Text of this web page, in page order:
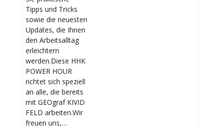
Tipps und Tricks
sowie die neuesten
Updates, die Ihnen
den Arbeitsalltag
erleichtern
werden.Diese HHK
POWER HOUR
richtet sich speziell
an alle, die bereits
mit GEOgraf KIVID
FELD arbeiten.Wir
freuen uns,…